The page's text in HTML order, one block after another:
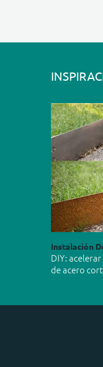
Instalación
DIY:
de acero